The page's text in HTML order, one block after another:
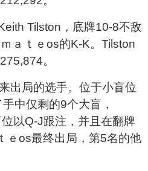
Tilston，底牌10-8不敌
ａｔｅos的K-K。Tilston
。
出局的选手。位于小盲位
中仅剩的9个大盲，
以Q-J跟注，并且在翻牌
ｅos最终出局，第5名的他